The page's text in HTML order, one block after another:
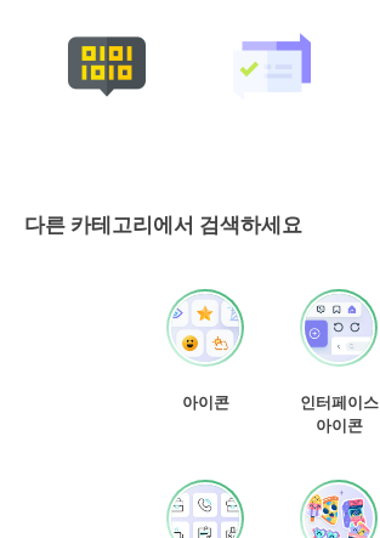
다른 카테고리에서 검색하세요
아이콘
인터페이스
아이콘